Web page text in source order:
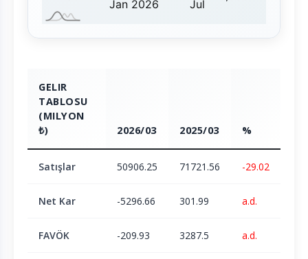
GELIR
TABLOSU
(MILYON
₺)
2026/03 2025/03 %
Satışlar 50906.25 71721.56 -29.02
Net Kar -5296.66 301.99 a.d.
FAVÖK -209.93 3287.5 a.d.